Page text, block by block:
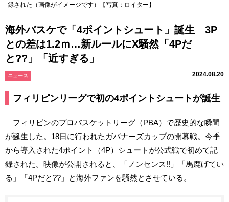
録された（画像がイメージです）【写真：ロイター】
海外バスケで「4ポイントシュート」誕生 3P
との差は1.2ｍ…新ルールにX騒然「4Pだ
と??」「近すぎる」
ニュース 2024.08.20
フィリピンリーグで初の4ポイントシュートが誕生
フィリピンのプロバスケットリーグ（PBA）で歴史的な瞬間
が誕生した。18日に行われたガバナーズカップの開幕戦。今季
から導入された4ポイント（4P）シュートが公式戦で初めて記
録された。映像が公開されると、「ノンセンス!!」「馬鹿げてい
る」「4Pだと??」と海外ファンを騒然とさせている。